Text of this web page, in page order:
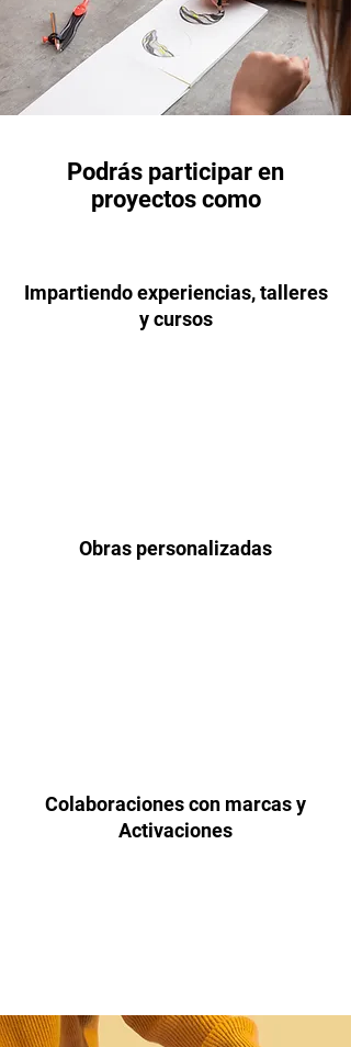
Podrás participar en
proyectos como
Impartiendo experiencias, talleres
y cursos
Obras personalizadas
Colaboraciones con marcas y
Activaciones